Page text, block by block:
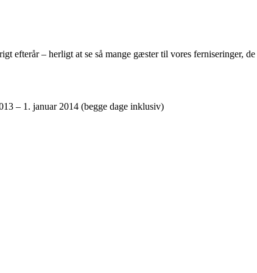
efterår – herligt at se så mange gæster til vores ferniseringer,
– 1. januar 2014 (begge dage inklusiv)